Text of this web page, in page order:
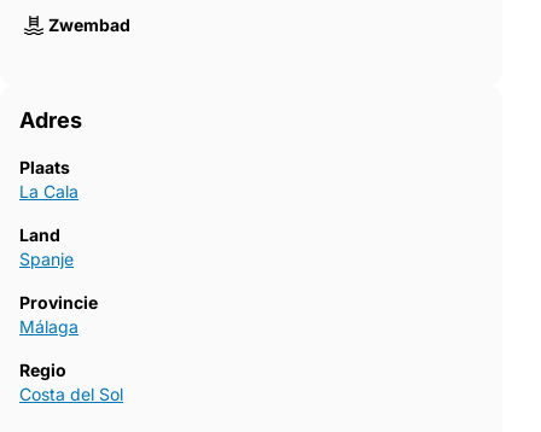
Zwembad
Adres
Plaats
La Cala
Land
Spanje
Provincie
Málaga
Regio
Costa del Sol